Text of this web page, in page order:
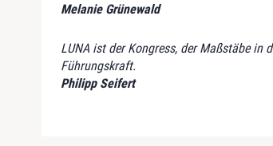
Melanie Grünewald
LUNA ist der Kongress, der Maßstäbe in
Führungskraft.
Philipp Seifert